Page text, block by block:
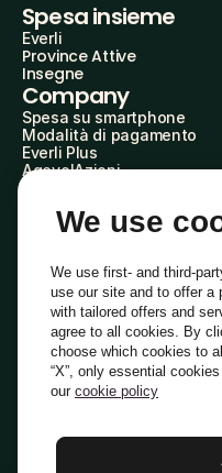
Spesa insieme
Everli
Province Attive
Insegne
Company
Spesa su smartphone
Modalità di pagamento
Everli Plus
AgevolAzioni
Everli Shoppers
Scopri chi siamo
Domande frequenti
Lavora con noi
Diventa Shopper
Investitori
Privacy
Termini e
We use
We use first- and third-
use our site and to offer a
with tailored offers and
agree to all cookies. By
choose which cookies to
“X”, only essential
our cookie policy